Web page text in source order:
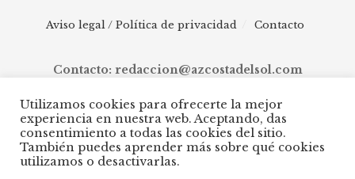
Aviso legal / Política de privacidad Contacto
Contacto: redaccion@azcostadelsol.com
© 2025 AZ Costa del Sol - Diario digital de Málaga capital hasta
Manilva, pasando por Torremolinos, Benalmádena, Fuengirola,
Mijas, Ojén, Marbella, Istán, Benahavís, Estepona y Casares.
Utilizamos cookies para ofrecerte la mejor
experiencia en nuestra web. Aceptando, das
consentimiento a todas las cookies del sitio.
También puedes aprender más sobre qué cookies
utilizamos o desactivarlas.